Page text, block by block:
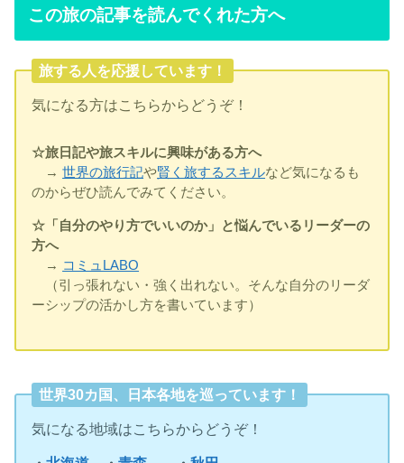
この旅の記事を読んでくれた方へ
旅する人を応援しています！
気になる方はこちらからどうぞ！
☆旅日記や旅スキルに興味がある方へ
→世界の旅行記や賢く旅するスキルなど気になるも
のからぜひ読んでみてください。
☆「自分のやり方でいいのか」と悩んでいるリーダーの
方へ
→ コミュLABO
（引っ張れない・強く出れない。そんな自分のリーダ
ーシップの活かし方を書いています）
世界30カ国、日本各地を巡っています！
気になる地域はこちらからどうぞ！